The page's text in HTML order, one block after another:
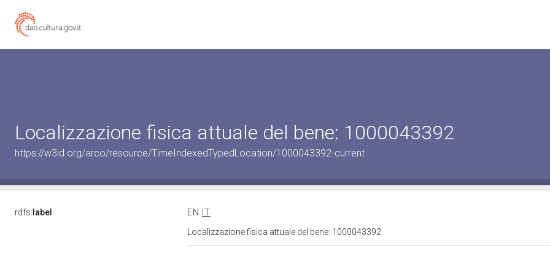
Localizzazione fisica attuale del bene: 1000043392
https://w3id.org/arco/resource/TimeIndexedTypedLocation/1000043392-current
rdfs: label EN
IT
Localizzazione fisica attuale del bene: 1000043392